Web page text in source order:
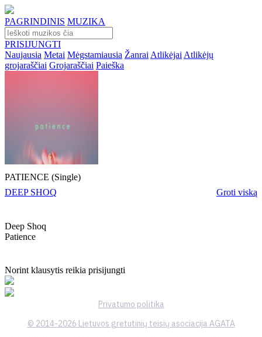
PAGRINDINIS MUZIKA
PRISIJUNGTI
Naujausia Metai Mėgstamiausia Žanrai Atlikėjai Atlikėjų
grojaraščiai Grojaraščiai Paieška
PATIENCE (Single)
DEEP SHOQ
Groti viską
Deep Shoq
Patience
Norint klausytis reikia prisijungti
Privatumo politika
© 2014-2026 Lietuvos gretutinių teisių asociacija AGATA